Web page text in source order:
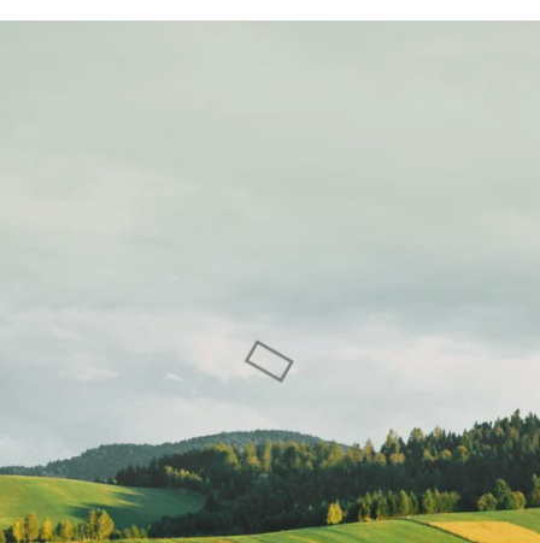
Perempatan
Semarang
BALIHO
BILLBOARD
Bandung
BILLBOARD